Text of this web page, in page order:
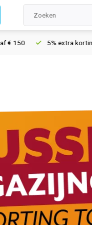
5% extra korting vanaf € 1000